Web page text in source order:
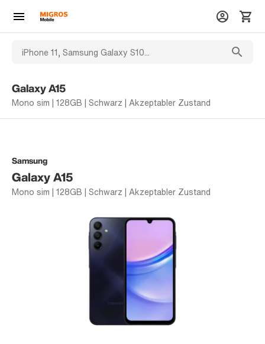
Galaxy A15
Mono sim | 128GB | Schwarz | Akzeptabler Zustand
Samsung
Galaxy A15
Mono sim | 128GB | Schwarz | Akzeptabler Zustand